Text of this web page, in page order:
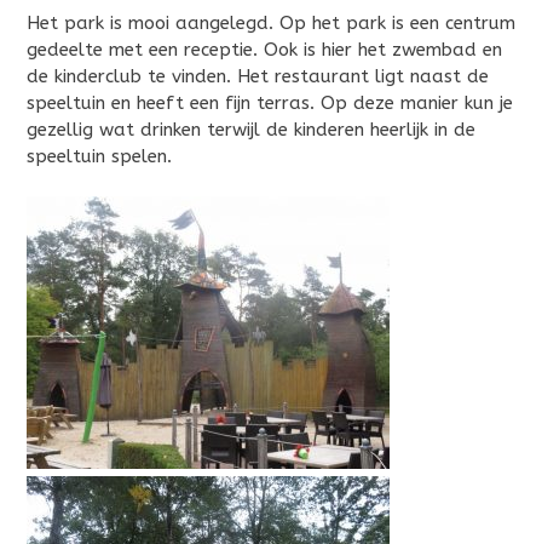
Het park is mooi aangelegd. Op het park is een centrum
gedeelte met een receptie. Ook is hier het zwembad en
de kinderclub te vinden. Het restaurant ligt naast de
speeltuin en heeft een fijn terras. Op deze manier kun je
gezellig wat drinken terwijl de kinderen heerlijk in de
speeltuin spelen.